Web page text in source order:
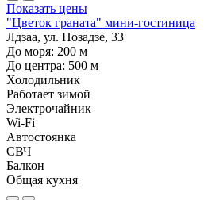
Показать цены
"Цветок граната" мини-гостиница
Лдзаа, ул. Нозадзе, 33
До моря: 200 м
До центра: 500 м
Холодильник
Работает зимой
Электрочайник
Wi-Fi
Автостоянка
СВЧ
Балкон
Общая кухня